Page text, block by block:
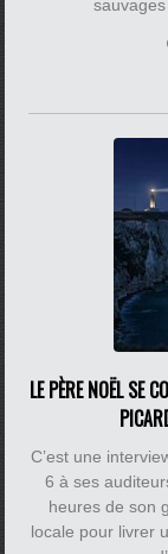
LE PÈRE NOËL SE
C’est une
6 à ses
heures de son
locale pour livrer